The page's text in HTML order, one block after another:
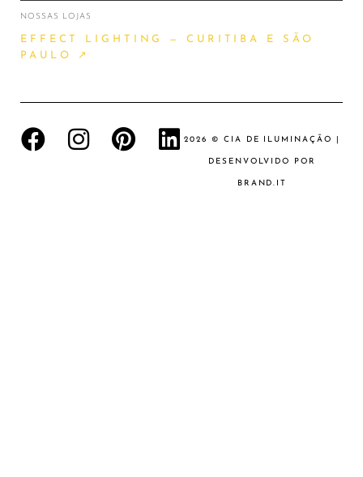
NOSSAS LOJAS
EFFECT LIGHTING — CURITIBA E SÃO
PAULO ↗
2026 © CIA DE ILUMINAÇÃO |
DESENVOLVIDO POR
BRAND.IT